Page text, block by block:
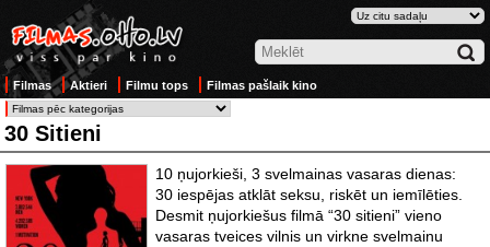
Filmas Aktieri Filmu tops Filmas pašlaik kino
30 Sitieni
10 ņujorkieši, 3 svelmainas vasaras dienas:
30 iespējas atklāt seksu, riskēt un iemīlēties.
Desmit ņujorkiešus filmā “30 sitieni” vieno
vasaras tveices vilnis un virkne svelmainu